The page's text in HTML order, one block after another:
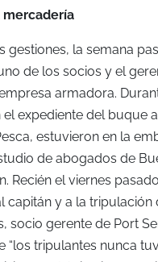
mercadería
gestiones, la semana
de los socios y el
armadora.
el expediente del buque
estuvieron en la
de abogados de
Recién el viernes
capitán y a la tripulación
socio gerente de Port
“los tripulantes nunca